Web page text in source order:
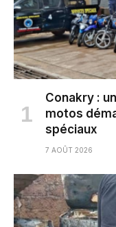
Conakry :
motos
spéciaux
7 AOÛT 2026